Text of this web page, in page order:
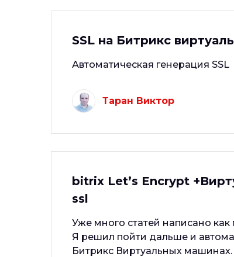
SSL на Битрикс
Автоматическая генерация
Таран Виктор
bitrix Let’s Encrypt
ssl
Уже много статей написано
Я решил пойти дальше и
Битрикс Виртуальных машинах.